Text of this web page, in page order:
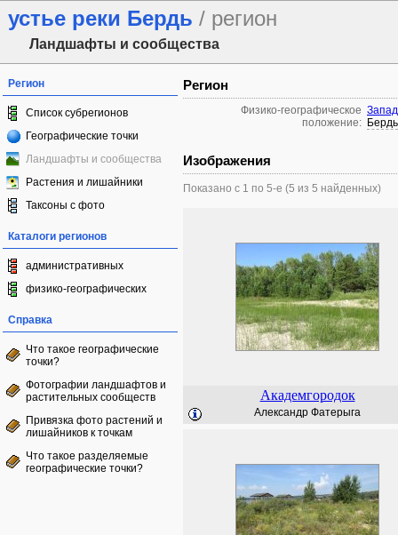
устье реки Бердь / регион
Ландшафты и сообщества
Регион
Список субрегионов
Географические точки
Ландшафты и сообщества
Растения и лишайники
Таксоны с фото
Каталоги регионов
административных
физико-географических
Справка
Что такое географические
точки?
Фотографии ландшафтов и
растительных сообществ
Привязка фото растений и
лишайников к точкам
Что такое разделяемые
географические точки?
Регион
Физико-географическое
положение: Бердь
Изображения
Показано с 1 по 5-е (5 из 5 найденных)
Академгородок
Александр Фатерыга